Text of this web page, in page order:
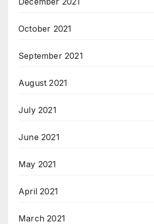
October 2021
September 2021
August 2021
July 2021
June 2021
May 2021
April 2021
March 2021